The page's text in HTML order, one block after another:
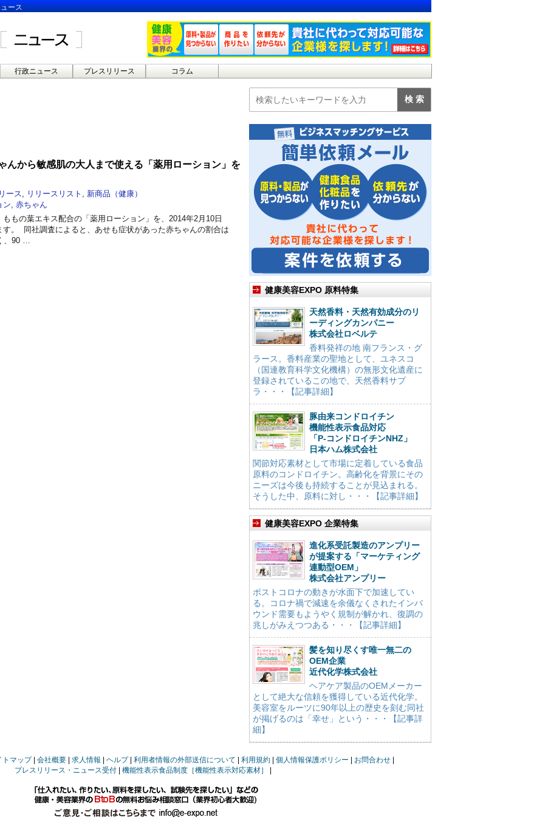
ース
行政ニュース プレスリリース コラム
んから敏感肌の大人まで使える「薬用ローション」を
ース リリースリスト
新商品（健康）
ン
赤ちゃん
ももの葉エキス配合の「薬用ローション」を、2014年2月10日
す。 同社調査によると、あせも症状があった赤ちゃんの割合は
、90 …
健康美容EXPO 原料特集
天然香料・天然有効成分のリ
ーディングカンパニー
株式会社ロベルテ
香料発祥の地 南フランス・グ
ラース。香料産業の聖地として、ユネスコ
（国連教育科学文化機構）の無形文化遺産に
登録されているこの地で、天然香料サプ
ラ・・・【記事詳細】
豚由来コンドロイチン
機能性表示食品対応
「P-コンドロイチンNHZ」
日本ハム株式会社
関節対応素材として市場に定着している食品
原料のコンドロイチン。高齢化を背景にその
ニーズは今後も持続することが見込まれる。
そうした中、原料に対し・・・【記事詳細】
健康美容EXPO 企業特集
進化系受託製造のアンプリー
が提案する「マーケティング
連動型OEM」
株式会社アンプリー
ポストコロナの動きが水面下で加速してい
る。コロナ禍で減速を余儀なくされたインバ
ウンド需要もようやく規制が解かれ、復調の
兆しがみえつつある・・・【記事詳細】
髪を知り尽くす唯一無二の
OEM企業
近代化学株式会社
ヘアケア製品のOEMメーカー
として絶大な信頼を獲得している近代化学。
美容室をルーツに90年以上の歴史を刻む同社
が掲げるのは「幸せ」という・・・【記事詳
細】
トマップ 会社概要 求人情報 ヘルプ 利用者情報の外部送信について 利用規約 個人情報保護ポリシー
お問合わせ
プレスリリース・ニュース受付
機能性表示食品制度［機能性表示対応素材］